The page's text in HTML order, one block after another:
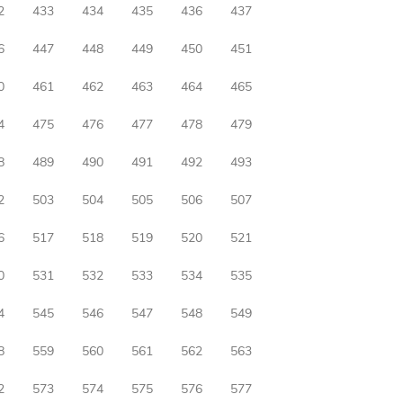
433 434 435 436 437
447 448 449 450 451
461 462 463 464 465
475 476 477 478 479
489 490 491 492 493
503 504 505 506 507
517 518 519 520 521
531 532 533 534 535
545 546 547 548 549
559 560 561 562 563
573 574 575 576 577